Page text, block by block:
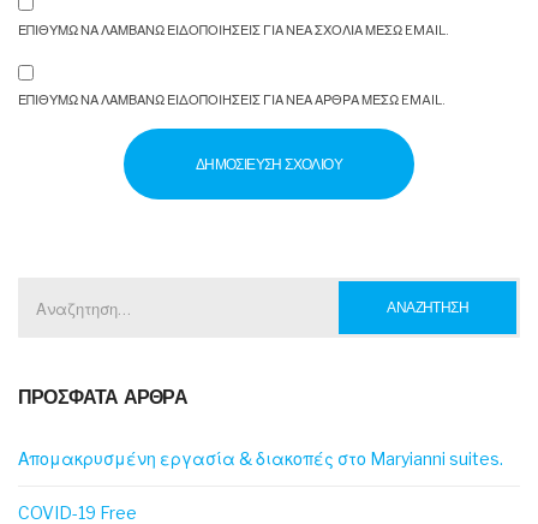
ΕΠΙΘΥΜΩ ΝΑ ΛΑΜΒΑΝΩ ΕΙΔΟΠΟΙΗΣΕΙΣ ΓΙΑ ΝΕΑ ΣΧΟΛΙΑ ΜΕΣΩ EMAIL.
ΕΠΙΘΥΜΩ ΝΑ ΛΑΜΒΑΝΩ ΕΙΔΟΠΟΙΗΣΕΙΣ ΓΙΑ ΝΕΑ ΑΡΘΡΑ ΜΕΣΩ EMAIL.
ΓΙΑ:
ΠΡΟΣΦΑΤΑ ΑΡΘΡΑ
Απομακρυσμένη εργασία & διακοπές στο Maryianni suites.
COVID-19 Free